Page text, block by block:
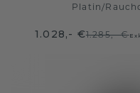
Platin /
1.028,- €1.285,- €